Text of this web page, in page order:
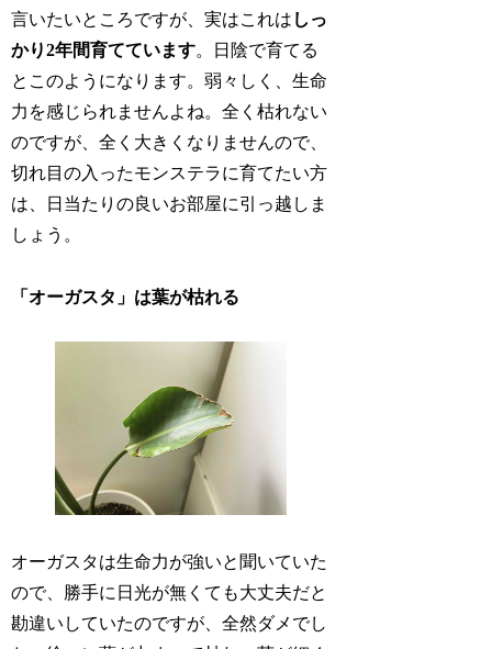
言いたいところですが、実はこれは しっ
かり2年間育てています。日陰で育てる
とこのようになります。弱々しく、生命
力を感じられませんよね。全く枯れない
のですが、全く大きくなりませんので、
切れ目の入ったモンステラに育てたい方
は、日当たりの良いお部屋に引っ越しま
しょう。
「オーガスタ」は葉が枯れる
オーガスタは生命力が強いと聞いていた
ので、勝手に日光が無くても大丈夫だと
勘違いしていたのですが、全然ダメでし